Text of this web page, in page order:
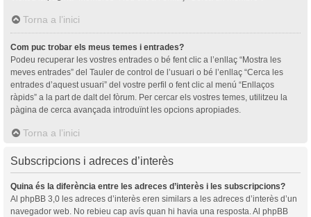
Torna a l’inici
Com puc trobar els meus temes i entrades?
Podeu recuperar les vostres entrades o bé fent clic a l’enllaç “Mostra les
meves entrades” del Tauler de control de l’usuari o bé l’enllaç “Cerca les
entrades d’aquest usuari” del vostre perfil o fent clic al menú “Enllaços
ràpids” a la part de dalt del fòrum. Per cercar els vostres temes, utilitzeu la
pàgina de cerca avançada introduïnt les opcions apropiades.
Torna a l’inici
Subscripcions i adreces d’interès
Quina és la diferència entre les adreces d’interès i les subscripcions?
Al phpBB 3,0 les adreces d’interès eren similars a les adreces d’interès d’un
navegador web. No rebieu cap avís quan hi havia una resposta. Al phpBB